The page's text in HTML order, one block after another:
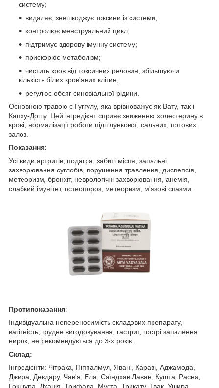
систему;
видаляє, знешкоджує токсини із системи;
контролює менструальний цикл;
підтримує здорову імунну систему;
прискорює метаболізм;
чистить кров від токсичних речовин, збільшуючи
кількість білих кров'яних клітин;
регулює обсяг синовіальної рідини.
Основною травою є Гуггулу, яка врівноважує як Вату, так і
Капху-Дошу. Цей інгредієнт сприяє зниженню холестерину в
крові, нормалізації роботи підшлункової, сальних, потових
залоз.
Показання:
Усі види артритів, подагра, забиті місця, запальні
захворювання суглобів, порушення травлення, диспепсія,
метеоризм, бронхіт, неврологічні захворювання, анемія,
слабкий імунітет, остеопороз, метеоризм, м'язові спазми.
Протипоказання:
Індивідуальна непереносимість складових препарату,
вагітність, грудне вигодовування, гастрит, гострі запалення
нирок, не рекомендується до 3-х років.
Склад:
Інгредієнти: Чітрака, Піппалмул, Явані, Караві, Аджамода,
Джира, Девдару, Чав'я, Ела, Саїндхав Лаван, Кушта, Расна,
Гокшура, Дханія, Трифала, Муста, Трикату, Твак, Ушира,